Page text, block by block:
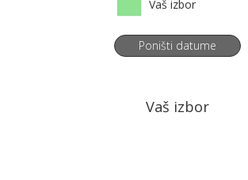
Vaš izbor
Poništi datume
Vaš izbor